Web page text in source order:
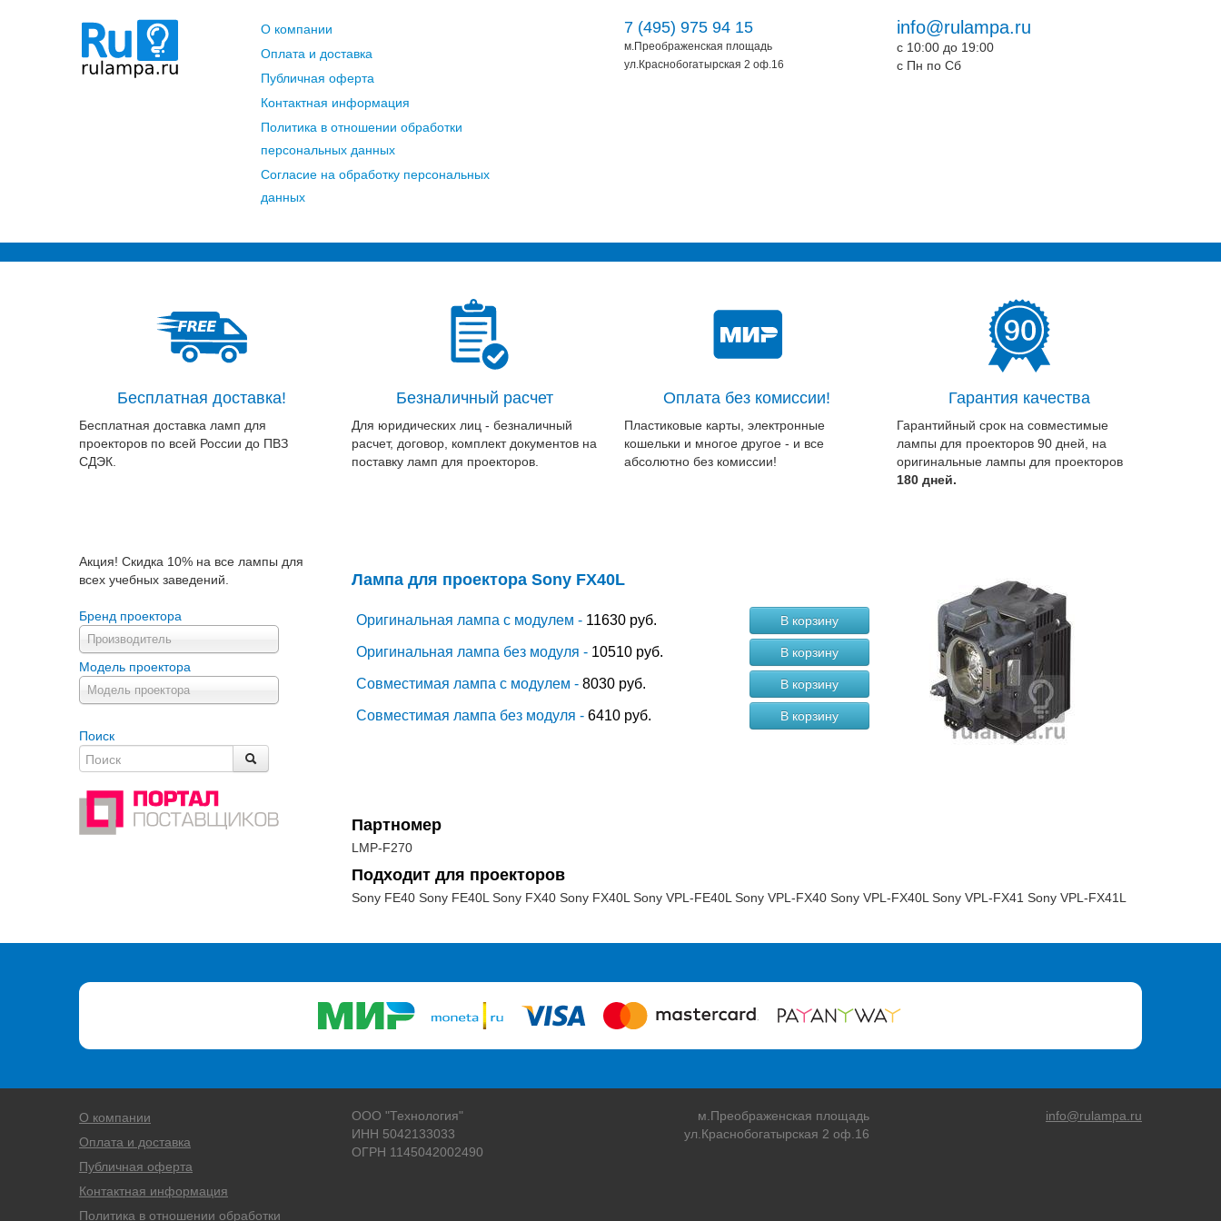
О компании
Оплата и доставка
Публичная оферта
Контактная информация
Политика в отношении обработки
персональных данных
Согласие на обработку персональных
данных
7 (495) 975 94 15
м.Преображенская площадь
ул.Краснобогатырская 2 оф.16
info@rulampa.ru
c 10:00 до 19:00
c Пн по Сб
Бесплатная доставка!
Бесплатная доставка ламп для
проекторов по всей России до ПВЗ
СДЭК.
Безналичный расчет
Для юридических лиц - безналичный
расчет, договор, комплект документов на
поставку ламп для проекторов.
Оплата без комиссии!
Пластиковые карты, электронные
кошельки и многое другое - и все
абсолютно без комиссии!
Гарантия качества
Гарантийный срок на совместимые
лампы для проекторов 90 дней, на
оригинальные лампы для проекторов
180 дней.
Акция! Скидка 10% на все лампы для
всех учебных заведений.
Бренд проектора
Производитель
Модель проектора
Модель проектора
Поиск
Лампа для проектора Sony FX40L
Оригинальная лампа с модулем - 11630 руб. В корзину
Оригинальная лампа без модуля - 10510 руб. В корзину
Совместимая лампа с модулем - 8030 руб. В корзину
Совместимая лампа без модуля - 6410 руб. В корзину
Партномер
LMP-F270
Подходит для проекторов
Sony FE40 Sony FE40L Sony FX40 Sony FX40L Sony VPL-FE40L Sony VPL-FX40 Sony VPL-FX40L Sony VPL-FX41 Sony VPL-FX41L
О компании
Оплата и доставка
Публичная оферта
Контактная информация
Политика в отношении обработки
ООО "Технология"
ИНН 5042133033
ОГРН 1145042002490
м.Преображенская площадь
ул.Краснобогатырская 2 оф.16
info@rulampa.ru